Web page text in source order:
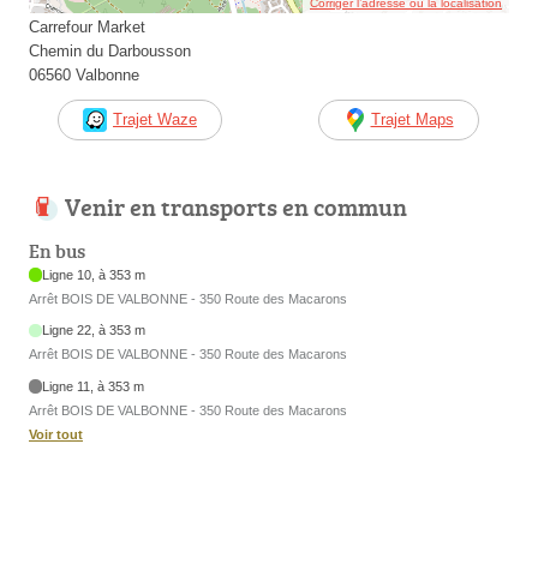
Corriger l’adresse ou la localisation
Carrefour Market
Chemin du Darbousson
06560 Valbonne
Trajet Waze Trajet Maps
Venir en transports en commun
En bus
Ligne 10, à 353 m
Arrêt BOIS DE VALBONNE - 350 Route des Macarons
Ligne 22, à 353 m
Arrêt BOIS DE VALBONNE - 350 Route des Macarons
Ligne 11, à 353 m
Arrêt BOIS DE VALBONNE - 350 Route des Macarons
Voir tout